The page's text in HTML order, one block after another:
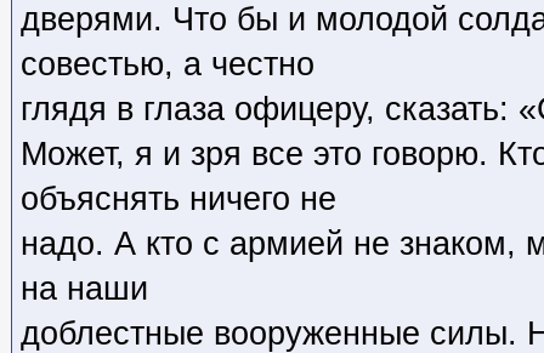
дверями. Что бы и молодой
совестью, а честно
глядя в глаза офицеру, сказать:
Может, я и зря все это говорю.
объяснять ничего не
надо. А кто с армией не знаком,
на наши
доблестные вооруженные силы.